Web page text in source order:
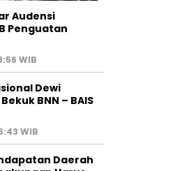
Audensi
Penguatan
WIB
Dewi
BNN – BAIS
WIB
Daerah